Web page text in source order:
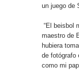
un juego de
“El beisbol
maestro de
hubiera
de fotógrafo
como mi